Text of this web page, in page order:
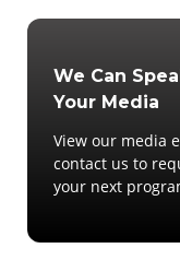
We Can
Your Media
View our media
contact us to
your next